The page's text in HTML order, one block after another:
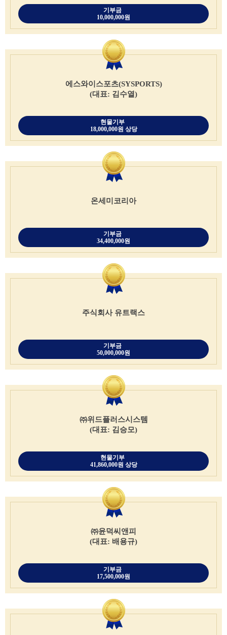
기부금
10,000,000원
에스와이스포츠(SYSPORTS)
(대표: 김수열)
현물기부
18,000,000원 상당
온세미코리아
기부금
34,400,000원
주식회사 유트랙스
기부금
50,000,000원
㈜위드플러스시스템
(대표: 김승모)
현물기부
41,860,000원 상당
㈜윤덕씨앤피
(대표: 배용규)
기부금
17,500,000원